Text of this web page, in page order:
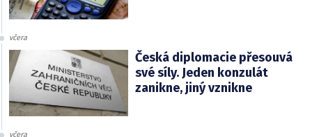
včera
Česká diplomacie přesouvá
své síly. Jeden konzulát
zanikne, jiný vznikne
včera